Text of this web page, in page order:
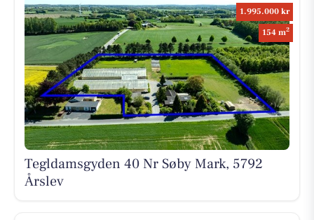
1.995.000 kr
154 m2
Tegldamsgyden 40 Nr Søby Mark, 5792
Årslev